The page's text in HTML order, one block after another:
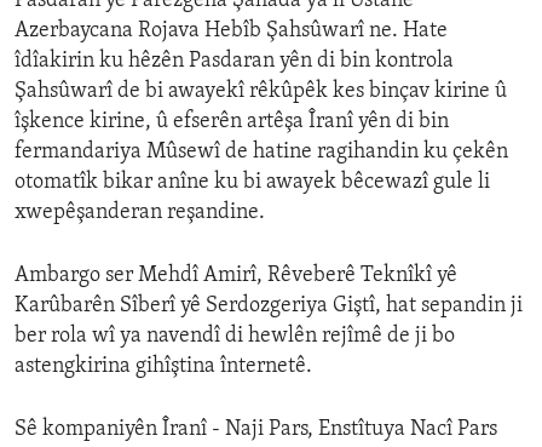
Azerbaycana Rojava Hebîb Şahsûwarî ne. Hate
îdîakirin ku hêzên Pasdaran yên di bin kontrola
Şahsûwarî de bi awayekî rêkûpêk kes binçav kirine û
îşkence kirine, û efserên artêşa Îranî yên di bin
fermandariya Mûsewî de hatine ragihandin ku çekên
otomatîk bikar anîne ku bi awayek bêcewazî gule li
xwepêşanderan reşandine.
Ambargo ser Mehdî Amirî, Rêveberê Teknîkî yê
Karûbarên Sîberî yê Serdozgeriya Giştî, hat sepandin ji
ber rola wî ya navendî di hewlên rejîmê de ji bo
astengkirina gihîştina înternetê.
Sê kompaniyên Îranî - Naji Pars, Enstîtuya Nacî Pars